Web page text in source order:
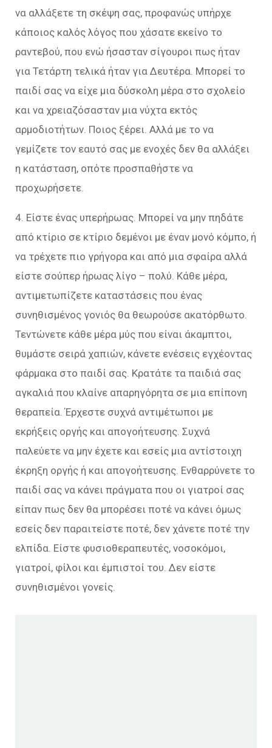
να αλλάξετε τη σκέψη σας, προφανώς υπήρχε
κάποιος καλός λόγος που χάσατε εκείνο το
ραντεβού, που ενώ ήσασταν σίγουροι πως ήταν
για Τετάρτη τελικά ήταν για Δευτέρα. Μπορεί το
παιδί σας να είχε μια δύσκολη μέρα στο σχολείο
και να χρειαζόσασταν μια νύχτα εκτός
αρμοδιοτήτων. Ποιος ξέρει. Αλλά με το να
γεμίζετε τον εαυτό σας με ενοχές δεν θα αλλάξει
η κατάσταση, οπότε προσπαθήστε να
προχωρήσετε.
4. Είστε ένας υπερήρωας. Μπορεί να μην πηδάτε
από κτίριο σε κτίριο δεμένοι με έναν μονό κόμπο, ή
να τρέχετε πιο γρήγορα και από μια σφαίρα αλλά
είστε σούπερ ήρωας λίγο – πολύ. Κάθε μέρα,
αντιμετωπίζετε καταστάσεις που ένας
συνηθισμένος γονιός θα θεωρούσε ακατόρθωτο.
Τεντώνετε κάθε μέρα μύς που είναι άκαμπτοι,
θυμάστε σειρά χαπιών, κάνετε ενέσεις εγχέοντας
φάρμακα στο παιδί σας. Κρατάτε τα παιδιά σας
αγκαλιά που κλαίνε απαρηγόρητα σε μια επίπονη
θεραπεία. Έρχεστε συχνά αντιμέτωποι με
εκρήξεις οργής και απογοήτευσης. Συχνά
παλεύετε να μην έχετε και εσείς μια αντίστοιχη
έκρηξη οργής ή και απογοήτευσης. Ενθαρρύνετε το
παιδί σας να κάνει πράγματα που οι γιατροί σας
είπαν πως δεν θα μπορέσει ποτέ να κάνει όμως
εσείς δεν παραιτείστε ποτέ, δεν χάνετε ποτέ την
ελπίδα. Είστε φυσιοθεραπευτές, νοσοκόμοι,
γιατροί, φίλοι και έμπιστοί του. Δεν είστε
συνηθισμένοι γονείς.